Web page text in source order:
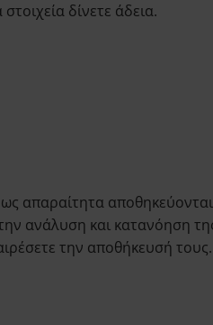
δίνετε άδεια.
απαραίτητα
ανάλυση και κατανόηση
την αποθήκευσή